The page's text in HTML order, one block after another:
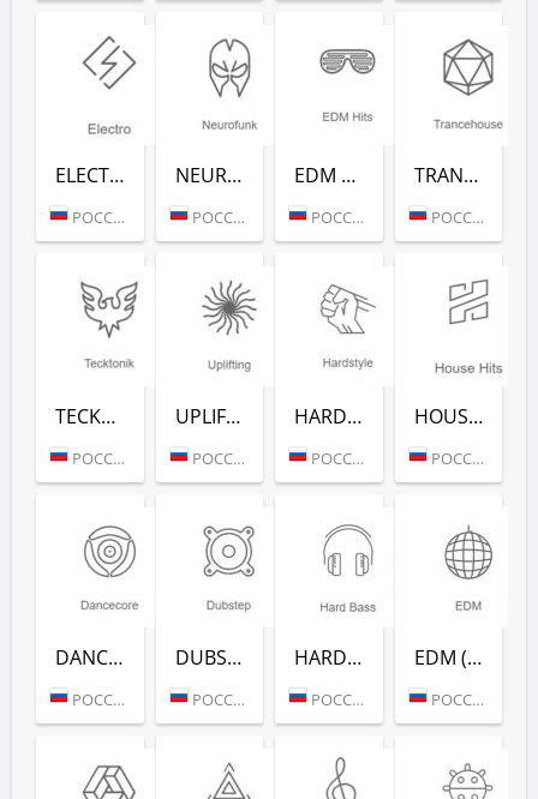
ELECTRO (РАДИО РЕКОРД)
РОССИЯ (МОСКВА)
NEUROFUNK (РАДИО РЕКОРД)
РОССИЯ (МОСКВА)
EDM CLASSICS (РАДИО РЕКОРД)
РОССИЯ (МОСКВА)
TRANCEHOUSE (РАДИО РЕКОРД)
РОССИЯ (МОСКВА)
TECKTONIK (РАДИО РЕКОРД)
РОССИЯ (МОСКВА)
UPLIFTING (РАДИО РЕКОРД)
РОССИЯ (МОСКВА)
HARDSTYLE (РАДИО РЕКОРД)
РОССИЯ (МОСКВА)
HOUSE HITS (РАДИО РЕКОРД)
РОССИЯ (МОСКВА)
DANCECORE (РАДИО РЕКОРД)
РОССИЯ (МОСКВА)
DUBSTEP (РАДИО РЕКОРД)
РОССИЯ (МОСКВА)
HARD BASS (РАДИО РЕКОРД)
РОССИЯ (МОСКВА)
EDM (РАДИО РЕКОРД)
РОССИЯ (МОСКВА)